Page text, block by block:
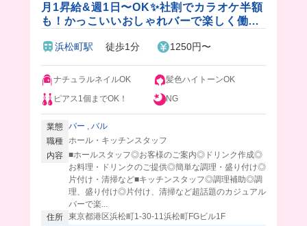
月1昇給&週1日〜OK✨社割でカラオケ半額
も！かっこいいおしゃれバーで楽しく働け
浜松町駅 徒歩1分 1250円〜
ナチュラルネイルOK
髪色ハイトーンOK
ピアス1個までOK！
NG
業態 バー , バル
職種 ホール・キッチンスタッフ
内容 ■ホールスタッフ◎お客様のご案内◎ドリンク作成◎
お料理・ドリンクのご提供◎簡単な調理・盛り付け◎
片付け・清掃など■キッチンスタッフ◎調理補助◎調
理、盛り付け◎片付け、清掃など超話題のカジュアル
バーで楽...
住所 東京都港区浜松町1-30-11浜松町FGビル1F